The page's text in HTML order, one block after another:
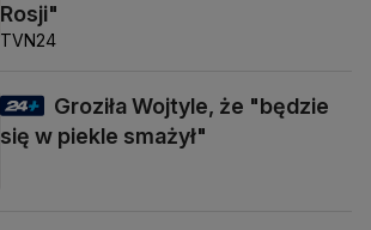
Rosji"
TVN24
Groziła Wojtyle, że "będzie
się w piekle smażył"